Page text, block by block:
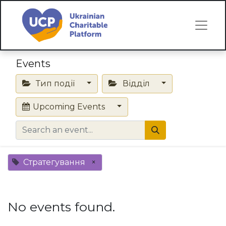
Events
Тип події Відділ
Upcoming Events
Стратегування ×
No events found.